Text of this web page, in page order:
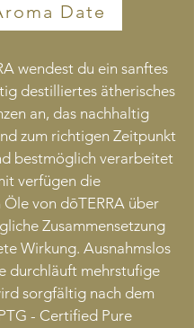
Date
wendest du ein sanftes
destilliertes ätherisches
an, das nachhaltig
zum richtigen Zeitpunkt
bestmöglich verarbeitet
verfügen die
Öle von dōTERRA über
Zusammensetzung
Wirkung. Ausnahmslos
durchläuft mehrstufige
sorgfältig nach dem
- Certified Pure